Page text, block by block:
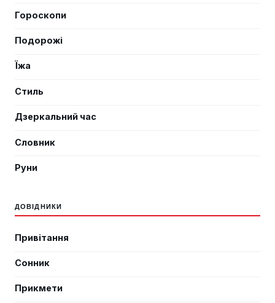
Гороскопи
Подорожі
Їжа
Стиль
Дзеркальний час
Словник
Руни
ДОВІДНИКИ
Привітання
Сонник
Прикмети